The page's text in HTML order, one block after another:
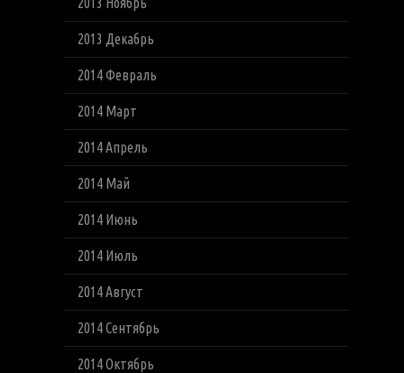
2013 Декабрь
2014 Февраль
2014 Март
2014 Апрель
2014 Май
2014 Июнь
2014 Июль
2014 Август
2014 Сентябрь
2014 Октябрь